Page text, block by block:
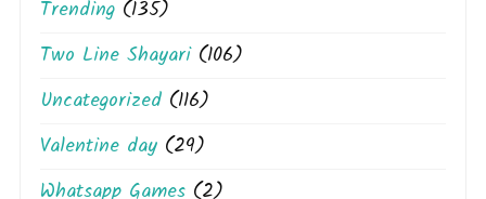
Trending (135)
Two Line Shayari(106)
Uncategorized (116)
Valentine day (29)
Whatsapp Games (2)